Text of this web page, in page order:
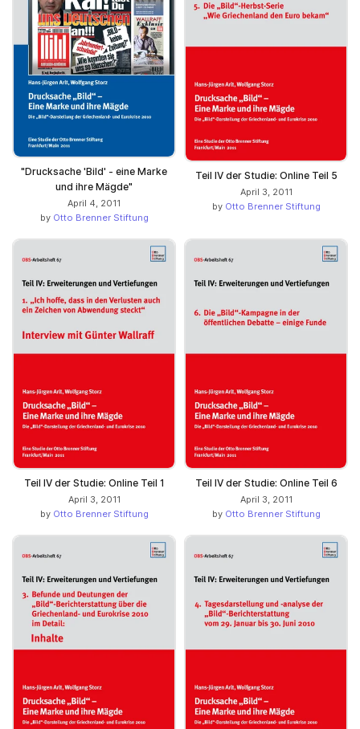
"Drucksache 'Bild' ­- eine Marke
und ihre Mägde"
April 4, 2011
by Otto Brenner Stiftung
Teil IV der Studie: Online Teil 5
April 3, 2011
by Otto Brenner Stiftung
Teil IV der Studie: Online Teil 1
April 3, 2011
by Otto Brenner Stiftung
Teil IV der Studie: Online Teil 6
April 3, 2011
by Otto Brenner Stiftung